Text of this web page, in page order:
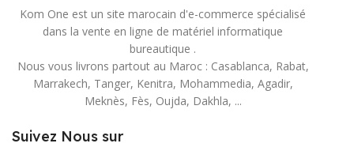
Kom One est un site marocain d'e-commerce spécialisé
dans la vente en ligne de matériel informatique
bureautique .
Nous vous livrons partout au Maroc : Casablanca, Rabat,
Marrakech, Tanger, Kenitra, Mohammedia, Agadir,
Meknès, Fès, Oujda, Dakhla, ...
Suivez Nous sur